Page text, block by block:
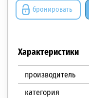
бронировать
Характеристики
производитель
категория